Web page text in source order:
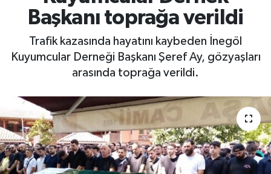
Başkanı toprağa verildi
Trafik kazasında hayatını kaybeden İnegöl
Kuyumcular Derneği Başkanı Şeref Ay, gözyaşları
arasında toprağa verildi.
Son Dakika Haberleri
Haber Arşivi